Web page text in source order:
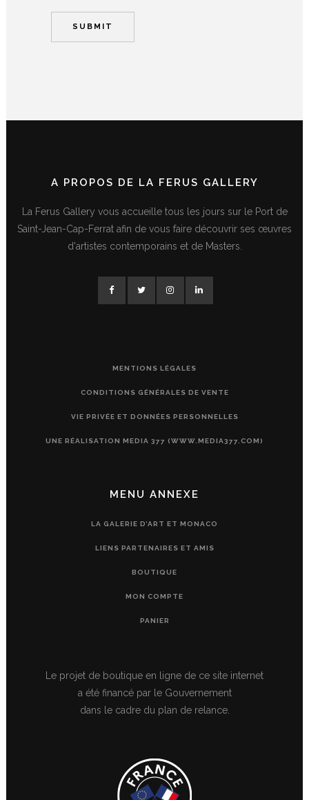
A PROPOS DE LA FERUS GALLERY
La Ferus Gallery vous accueille tous les jours sur le Port de
Saint-Jean-Cap-Ferrat afin de vous faire découvrir ses œuvres
d'artistes contemporains et de Masters.
MENTIONS LÉGALES
CONDITIONS GÉNÉRALES DE VENTE
VIE PRIVÉE ET DONNÉES PERSONNELLES
UNE RÉALISATION MEDIA 377 (WWW.MEDIA377.COM)
MENU ANNEXE
LA GALERIE D’ART ET MONACO
LIENS PARTENAIRES ET AMIS
BOUTIQUE
MON COMPTE
PANIER
Le projet de boutique en ligne de ce site internet
a été financé par le Gouvernement
dans le cadre du plan de relance.